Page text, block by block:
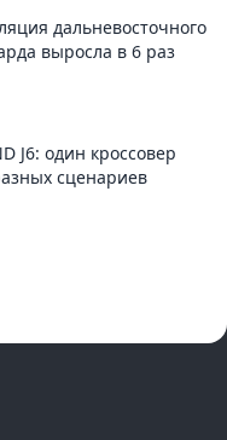
дальневосточного
выросла в 6 раз
J6: один кроссовер
сценариев